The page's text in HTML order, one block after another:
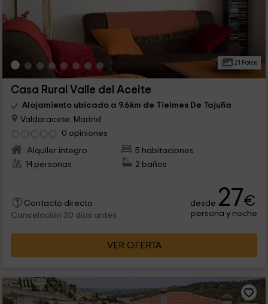
21 Fotos
Casa Rural Valle del Aceite
Alojamiento ubicado a 9.6km de Tielmes De Tajuña
Valdaracete, Madrid
0 opiniones
Alquiler íntegro
5 habitaciones
14 personas
2 baños
Contacto directo
Cancelación 30 días antes
desde 27€
persona y noche
VER OFERTA